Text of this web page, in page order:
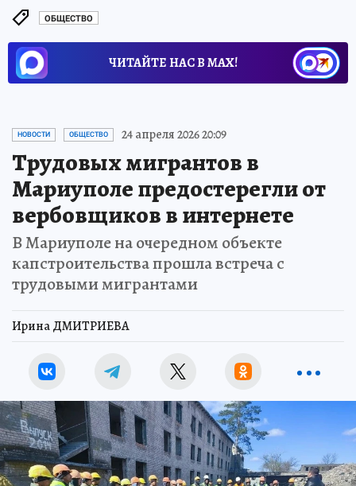
ОБЩЕСТВО
ЧИТАЙТЕ НАС В МАХ!
НОВОСТИ ОБЩЕСТВО 24 апреля 2026 20:09
Трудовых мигрантов в
Мариуполе предостерегли от
вербовщиков в интернете
В Мариуполе на очередном объекте
капстроительства прошла встреча с
трудовыми мигрантами
Ирина ДМИТРИЕВА